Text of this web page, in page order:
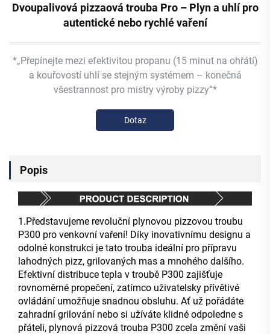
Dvoupalivová pizzaová trouba Pro – Plyn a uhlí pro
autentické nebo rychlé vaření
*„Přepínejte mezi efektivitou propanu (15 minut na ohřátí)
a kouřovostí uhlí se stejným systémem – konečná
všestrannost pro mistry výroby pizzy“*
Dotaz
Popis
1.Představujeme revoluční plynovou pizzovou troubu
P300 pro venkovní vaření! Díky inovativnímu designu a
odolné konstrukci je tato trouba ideální pro přípravu
lahodných pizz, grilovaných mas a mnohého dalšího.
Efektivní distribuce tepla v troubě P300 zajišťuje
rovnoměrné propečení, zatímco uživatelsky přívětivé
ovládání umožňuje snadnou obsluhu. Ať už pořádáte
zahradní grilování nebo si užíváte klidné odpoledne s
přáteli, plynová pizzová trouba P300 zcela změní vaši